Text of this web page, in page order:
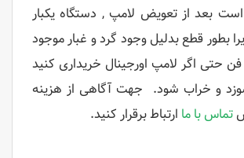
است بعد از تعویض لامپ , دستگاه یکبار
بطور قطع بدلیل وجود گرد و غبار موجود
حتی اگر لامپ اورجینال خریداری کنید
و خراب شود. جهت آگاهی از هزینه
تماس با ما ارتباط برقرار کنید.